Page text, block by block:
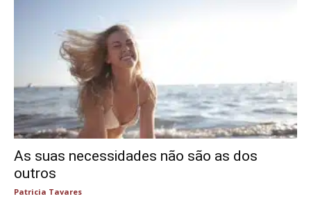
As suas necessidades não são as dos
outros
Patricia Tavares